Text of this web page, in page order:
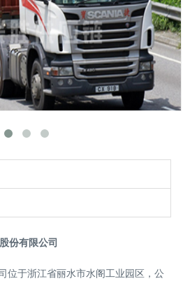
份有限公司
于浙江省丽水市水阁工业园区，公